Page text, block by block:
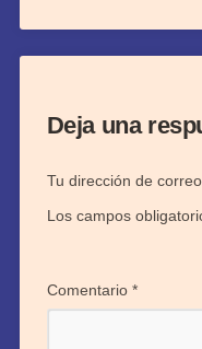
Deja una
Tu dirección de
Los campos
Comentario *